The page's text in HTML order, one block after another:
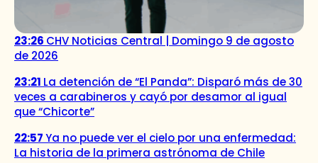
23:26 CHV Noticias Central | Domingo 9 de agosto
de 2026
23:21 La detención de “El Panda”: Disparó más de 30
veces a carabineros y cayó por desamor al igual
que “Chicorte”
22:57Ya no puede ver el cielo por una enfermedad:
La historia de la primera astrónoma de Chile